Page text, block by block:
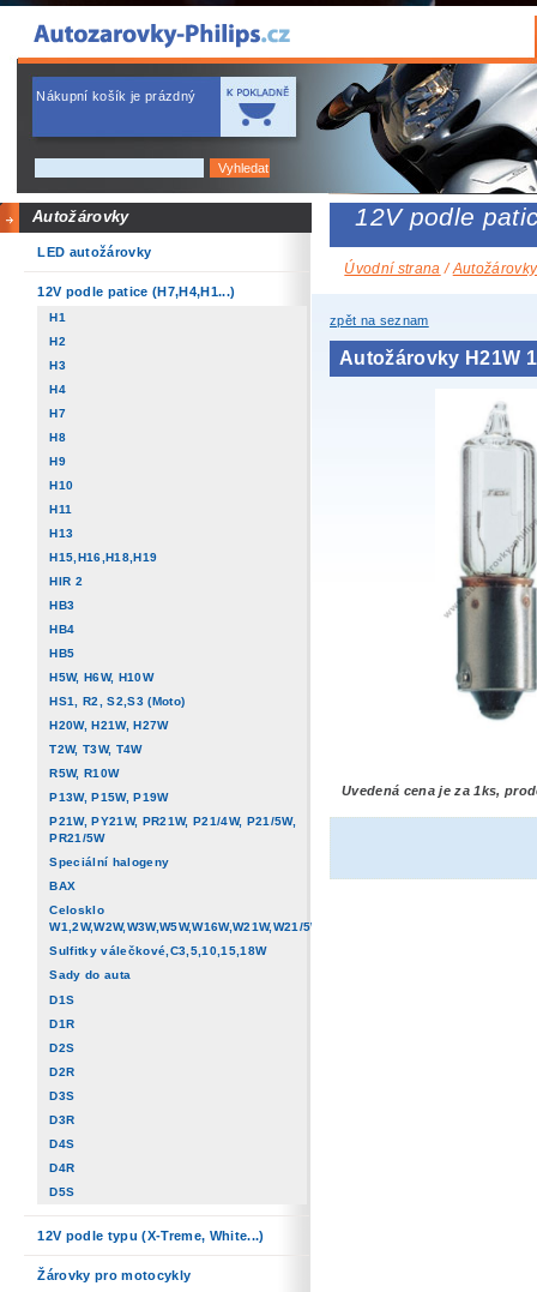
Nákupní košík je prázdný
Autožárovky
LED autožárovky
12V podle patice (H7,H4,H1...)
H1
H2
H3
H4
H7
H8
H9
H10
H11
H13
H15,H16,H18,H19
HIR 2
HB3
HB4
HB5
H5W, H6W, H10W
HS1, R2, S2,S3 (Moto)
H20W, H21W, H27W
T2W, T3W, T4W
R5W, R10W
P13W, P15W, P19W
P21W, PY21W, PR21W, P21/4W, P21/5W,
PR21/5W
Speciální halogeny
BAX
Celosklo
W1,2W,W2W,W3W,W5W,W16W,W21W,W21/5W
Sulfitky válečkové,C3,5,10,15,18W
Sady do auta
D1S
D1R
D2S
D2R
D3S
D3R
D4S
D4R
D5S
12V podle typu (X-Treme, White...)
Žárovky pro motocykly
12V podle
Úvodní strana /Autožárovky
zpět na seznam
Autožárovky H21W
Uvedená cena je za 1ks,